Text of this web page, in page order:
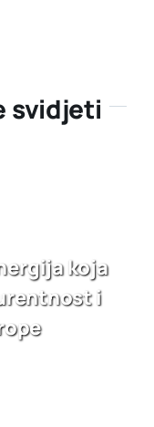
svidjeti
koja
i